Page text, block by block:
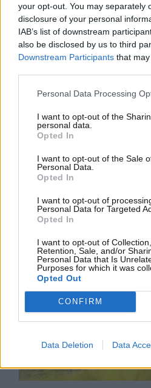
your opt-out. You may separately
disclosure of your personal
IAB’s list of downstream
also be disclosed by us to third
Downstream Participants that
Personal Data Processing
I want to opt-out of the
personal data.
Opted In
I want to opt-out of the Sale
Personal Data.
Opted In
I want to opt-out of
Personal Data for Targeted
Opted In
I want to opt-out of
Retention, Sale, and/or
Personal Data that Is
Purposes for which it was
Opted Out
CONFIRM
Data Deletion Data
Mai più
goccioline
specchietti:
attimo
Sotto l’acqua bisogna
alla guida. Per migliorare la
puliti e non invasi dalle
Esiste un metodo
auto. Ecco che cosa devi fare.